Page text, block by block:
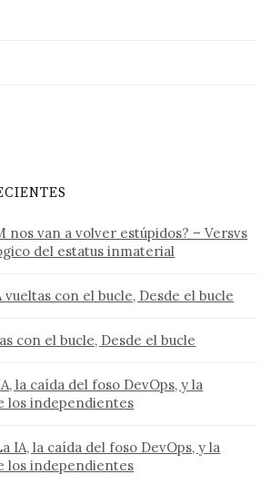
nos van a volver estúpidos? – Versvs
del estatus inmaterial
vueltas con el bucle, Desde el bucle
con el bucle, Desde el bucle
la caída del foso DevOps, y la
los independientes
IA, la caída del foso DevOps, y la
los independientes